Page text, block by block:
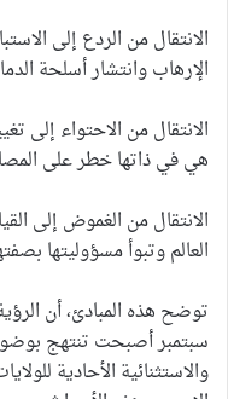
الانتقال من الردع إلى
الإرهاب وانتشار أسلحة
الانتقال من الاحتواء إلى
هي في ذاتها خطر على
الانتقال من الغموض إلى
العالم وتبوأ مسؤوليتها
سبتمبر أصبحت تنتهج بوضوح
والاستثنائية الأحادية